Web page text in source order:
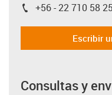
igus-icon-phone
+56 - 22 710 58 25
Escribir
Consultas y